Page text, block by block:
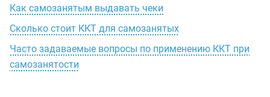
Как самозанятым выдавать чеки
Сколько стоит ККТ для самозанятых
Часто задаваемые вопросы по применению ККТ при
самозанятости